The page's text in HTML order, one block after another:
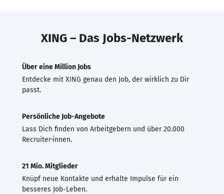
XING – Das Jobs-Netzwerk
Über eine Million Jobs
Entdecke mit XING genau den Job, der wirklich zu Dir
passt.
Persönliche Job-Angebote
Lass Dich finden von Arbeitgebern und über 20.000
Recruiter·innen.
21 Mio. Mitglieder
Knüpf neue Kontakte und erhalte Impulse für ein
besseres Job-Leben.